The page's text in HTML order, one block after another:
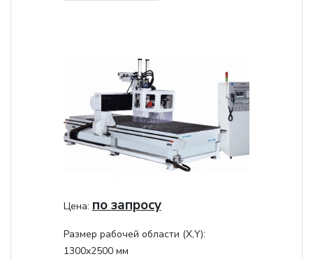
Цена: по запросу
Размер рабочей области (Х,Y):
1300x2500 мм